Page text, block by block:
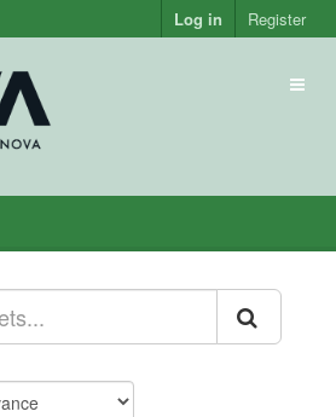
Log in Register